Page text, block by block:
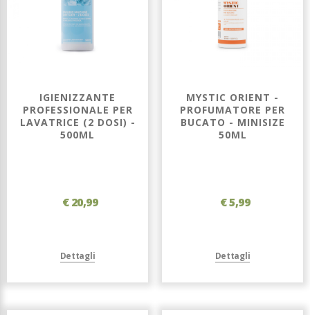
IGIENIZZANTE
PROFESSIONALE PER
LAVATRICE (2 DOSI) -
500ML
€ 20,99
Dettagli
MYSTIC ORIENT -
PROFUMATORE PER
BUCATO - MINISIZE
50ML
€ 5,99
Dettagli